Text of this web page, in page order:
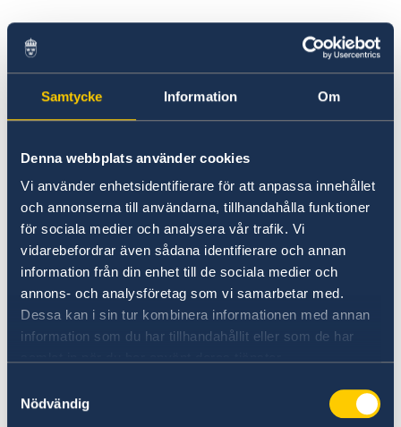
Samtycke Information Om
Denna webbplats använder cookies
Vi använder enhetsidentifierare för att anpassa innehållet
och annonserna till användarna, tillhandahålla funktioner
för sociala medier och analysera vår trafik. Vi
vidarebefordrar även sådana identifierare och annan
information från din enhet till de sociala medier och
annons- och analysföretag som vi samarbetar med.
Dessa kan i sin tur kombinera informationen med annan
information som du har tillhandahållit eller som de har
Nödvändig
– Medlemskapet i Nato kommer att utgöra en
grundsten i Sveriges utrikes- och
pålitlig och solidarisk allierad, säger
utrikesminister Tobias Billström.
Som medlem i Nato kommer Sverige att
engagera sig i alla Natos kärnuppgifter:
avskräckning och kollektivt försvar,
krishantering och säkerhetssamarbeten.
– Vi ska fortsätta främja grundvärden i svensk
utrikes- och säkerhetspolitik vilket innebär att
vi ska stå upp för folkrätten, mänskliga
rättigheter och jämställdhet, och vara en stark
röst för rustningskontroll, nedrustning och
icke-spridning, säger utrikesministern.